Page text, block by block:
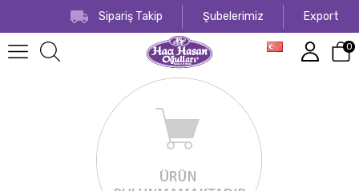
Export
Şubelerimiz
Sipariş Takip
0